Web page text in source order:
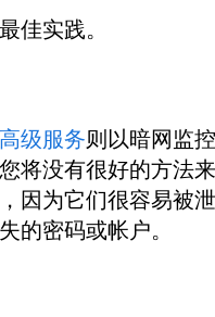
佳实践。
高级服务则以暗网监
将没有很好的方法
因为它们很容易被
的密码或帐户。